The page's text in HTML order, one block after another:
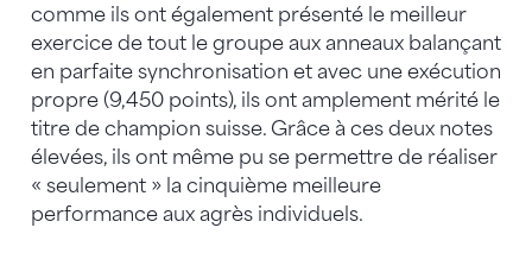
comme ils ont également présenté le meilleur
exercice de tout le groupe aux anneaux balançant
en parfaite synchronisation et avec une exécution
propre (9,450 points), ils ont amplement mérité le
titre de champion suisse. Grâce à ces deux notes
élevées, ils ont même pu se permettre de réaliser
« seulement » la cinquième meilleure
performance aux agrès individuels.